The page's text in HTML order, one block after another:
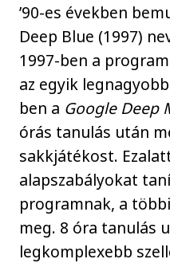
’90-es években
Deep Blue (1997)
1997-ben a
az egyik
ben a Google Deep
órás tanulás után
sakkjátékost.
alapszabályokat
programnak, a
meg. 8 óra tanulás
legkomplexebb